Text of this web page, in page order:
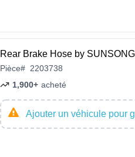
Rear Brake Hose by
Pièce# 2203738
1,900+ acheté
Ajouter un véhicule pour